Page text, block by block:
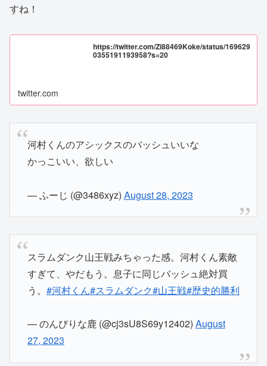
すね！
https://twitter.com/Zi88469Koke/status/169629
0355191193958?s=20
twitter.com
河村くんのアシックスのバッシュいいな
かっこいい、欲しい
— ふーじ (@3486xyz) August 28, 2023
スラムダンク山王戦みちゃった感。河村くん素敵
すぎて、やだもう。息子に同じバッシュ絶対買
う。 #河村くん#スラムダンク#山王戦#歴史的勝利
— のんびりな鹿 (@cj3sU8S69y12402) August
27, 2023